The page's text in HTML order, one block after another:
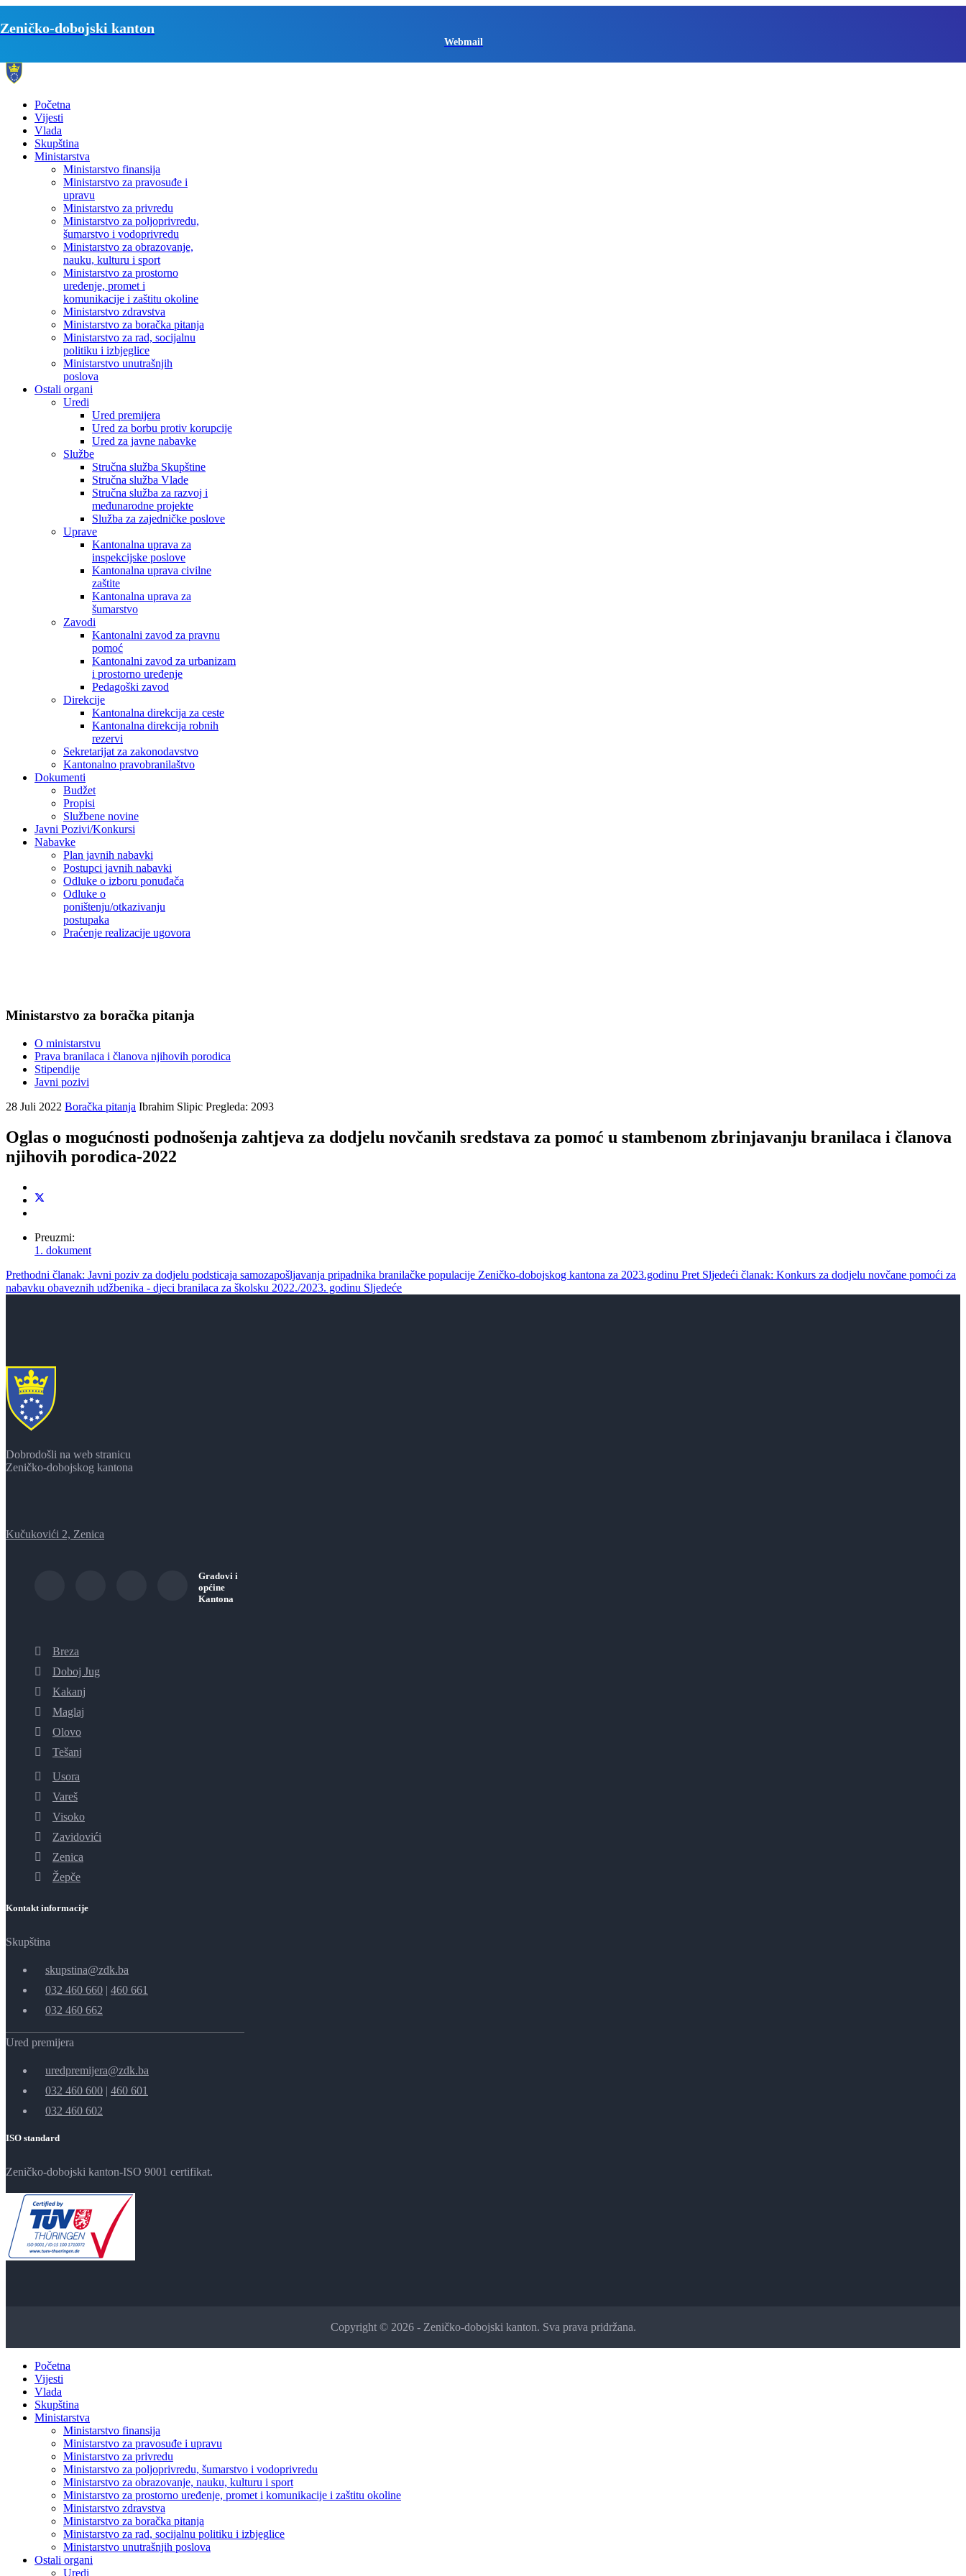
Zeničko-dobojski kanton
Webmail
Početna
Vijesti
Vlada
Skupština
Ministarstva
Ministarstvo finansija
Ministarstvo za pravosuđe i
upravu
Ministarstvo za privredu
Ministarstvo za poljoprivredu,
šumarstvo i vodoprivredu
Ministarstvo za obrazovanje,
nauku, kulturu i sport
Ministarstvo za prostorno
uređenje, promet i
komunikacije i zaštitu okoline
Ministarstvo zdravstva
Ministarstvo za boračka pitanja
Ministarstvo za rad, socijalnu
politiku i izbjeglice
Ministarstvo unutrašnjih
poslova
Ostali organi
Uredi
Ured premijera
Ured za borbu protiv korupcije
Ured za javne nabavke
Službe
Stručna služba Skupštine
Stručna služba Vlade
Stručna služba za razvoj i
međunarodne projekte
Služba za zajedničke poslove
Uprave
Kantonalna uprava za
inspekcijske poslove
Kantonalna uprava civilne
zaštite
Kantonalna uprava za
šumarstvo
Zavodi
Kantonalni zavod za pravnu
pomoć
Kantonalni zavod za urbanizam
i prostorno uređenje
Pedagoški zavod
Direkcije
Kantonalna direkcija za ceste
Kantonalna direkcija robnih
rezervi
Sekretarijat za zakonodavstvo
Kantonalno pravobranilaštvo
Dokumenti
Budžet
Propisi
Službene novine
Javni Pozivi/Konkursi
Nabavke
Plan javnih nabavki
Postupci javnih nabavki
Odluke o izboru ponuđača
Odluke o
poništenju/otkazivanju
postupaka
Praćenje realizacije ugovora
Ministarstvo za boračka pitanja
O ministarstvu
Prava branilaca i članova njihovih porodica
Stipendije
Javni pozivi
28 Juli 2022 Boračka pitanja Ibrahim Slipic Pregleda: 2093
Oglas o mogućnosti podnošenja zahtjeva za dodjelu novčanih sredstava za pomoć u stambenom zbrinjavanju branilaca i članova
njihovih porodica-2022
Preuzmi:
1. dokument
Prethodni članak: Javni poziv za dodjelu podsticaja samozapošljavanja pripadnika branilačke populacije Zeničko-dobojskog kantona za 2023.godinu Pret Sljedeći članak: Konkurs za dodjelu novčane pomoći za
nabavku obaveznih udžbenika - djeci branilaca za školsku 2022./2023. godinu Sljedeće
Dobrodošli na web stranicu
Zeničko-dobojskog kantona
Kučukovići 2, Zenica
Gradovi i
općine
Kantona
Breza
Doboj Jug
Kakanj
Maglaj
Olovo
Tešanj
Usora
Vareš
Visoko
Zavidovići
Zenica
Žepče
Kontakt informacije
Skupština
skupstina@zdk.ba
032 460 660 | 460 661
032 460 662
Ured premijera
uredpremijera@zdk.ba
032 460 600 | 460 601
032 460 602
ISO standard
Zeničko-dobojski kanton-ISO 9001 certifikat.
Copyright © 2026 - Zeničko-dobojski kanton. Sva prava pridržana.
Početna
Vijesti
Vlada
Skupština
Ministarstva
Ministarstvo finansija
Ministarstvo za pravosuđe i upravu
Ministarstvo za privredu
Ministarstvo za poljoprivredu, šumarstvo i vodoprivredu
Ministarstvo za obrazovanje, nauku, kulturu i sport
Ministarstvo za prostorno uređenje, promet i komunikacije i zaštitu okoline
Ministarstvo zdravstva
Ministarstvo za boračka pitanja
Ministarstvo za rad, socijalnu politiku i izbjeglice
Ministarstvo unutrašnjih poslova
Ostali organi
Uredi